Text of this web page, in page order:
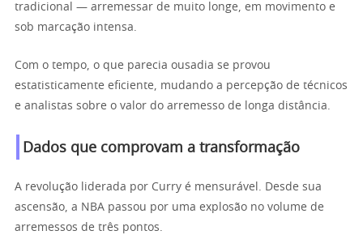
tradicional — arremessar de muito longe, em movimento e
sob marcação intensa.
Com o tempo, o que parecia ousadia se provou
estatisticamente eficiente, mudando a percepção de técnicos
e analistas sobre o valor do arremesso de longa distância.
Dados que comprovam a transformação
A revolução liderada por Curry é mensurável. Desde sua
ascensão, a NBA passou por uma explosão no volume de
arremessos de três pontos.